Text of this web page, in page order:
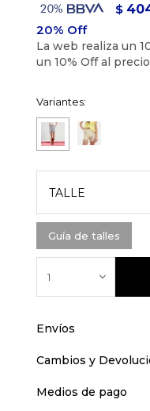
$
Variantes:
TALLE
Guía de talles
1
Envíos
Cambios y
Medios de pago